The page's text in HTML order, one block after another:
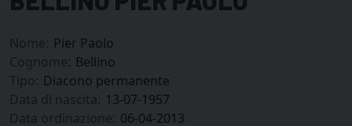
Nome: Pier Paolo
Cognome: Bellino
Tipo: Diacono permanente
Data di nascita: 13-07-1957
Data ordinazione: 06-04-2013